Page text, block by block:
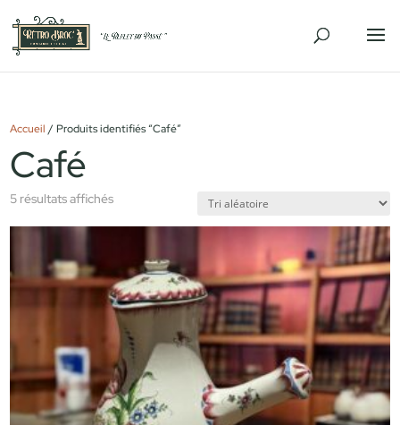
Accueil / Produits identifiés “Café”
Café
5 résultats affichés